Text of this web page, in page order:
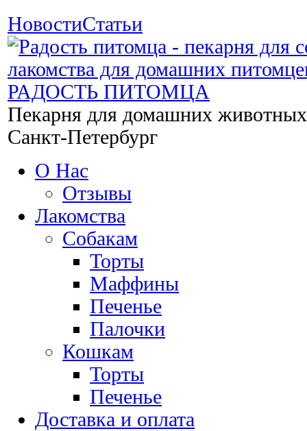
НовостиСтатьи
РАДОСТЬ ПИТОМЦА
Пекарня для домашних животных
Санкт-Петербург
О Нас
Отзывы
Лакомства
Собакам
Торты
Маффины
Печенье
Палочки
Кошкам
Торты
Печенье
Доставка и оплата